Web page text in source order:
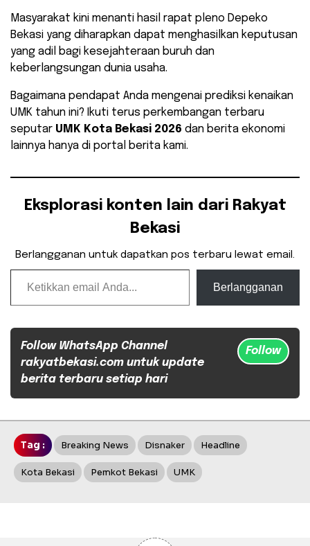
​Masyarakat kini menanti hasil rapat pleno Depeko
Bekasi yang diharapkan dapat menghasilkan keputusan
yang adil bagi kesejahteraan buruh dan
keberlangsungan dunia usaha.
​Bagaimana pendapat Anda mengenai prediksi kenaikan
UMK tahun ini? Ikuti terus perkembangan terbaru
seputar UMK Kota Bekasi 2026 dan berita ekonomi
lainnya hanya di portal berita kami.
Eksplorasi konten lain dari Rakyat
Bekasi
Berlangganan untuk dapatkan pos terbaru lewat email.
Ketikkan email Anda...
Berlangganan
Follow WhatsApp Channel
rakyatbekasi.com untuk update
berita terbaru setiap hari
Follow
Tag : Breaking News Disnaker Headline
Kota Bekasi Pemkot Bekasi UMK